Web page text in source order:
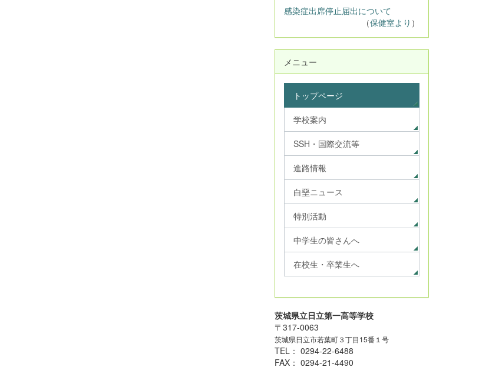
感染症出席停止届出について
（保健室より ）
メニュー
トップページ
学校案内
SSH・国際交流等
進路情報
白堊ニュース
特別活動
中学生の皆さんへ
在校生・卒業生へ
茨城県立日立第一高等学校
〒317-0063
茨城県日立市若葉町３丁目15番１号
TEL： 0294-22-6488
FAX： 0294-21-4490